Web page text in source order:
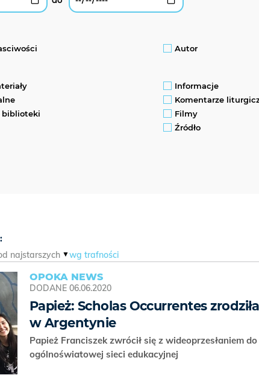
Autor
Informacje
Komentarze
biblioteki
Filmy
Źródło
najstarszych wg trafności
OPOKA NEWS
DODANE 06.06.2020
Papież: Scholas Occurrentes
w Argentynie
Papież Franciszek zwrócił się z wideoprzesłaniem
ogólnoświatowej sieci edukacyjnej